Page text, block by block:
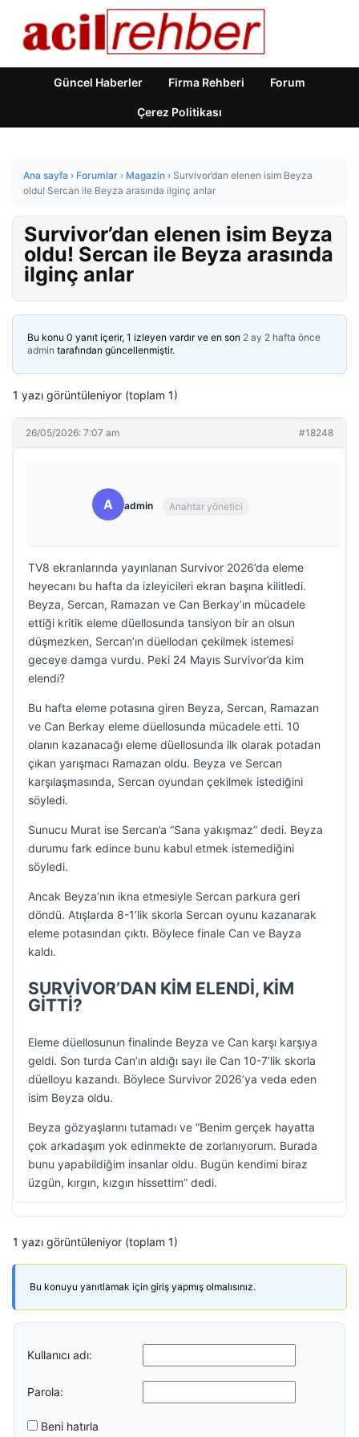
Güncel Haberler Firma Rehberi Forum
Çerez Politikası
Ana sayfa › Forumlar › Magazin › Survivor’dan elenen isim Beyza
oldu! Sercan ile Beyza arasında ilginç anlar
Survivor’dan elenen isim Beyza
oldu! Sercan ile Beyza arasında
ilginç anlar
Bu konu 0 yanıt içerir, 1 izleyen vardır ve en son 2 ay 2 hafta önce
admin tarafından güncellenmiştir.
1 yazı görüntüleniyor (toplam 1)
26/05/2026: 7:07 am #18248
A admin Anahtar yönetici
TV8 ekranlarında yayınlanan Survivor 2026’da eleme
heyecanı bu hafta da izleyicileri ekran başına kilitledi.
Beyza, Sercan, Ramazan ve Can Berkay’ın mücadele
ettiği kritik eleme düellosunda tansiyon bir an olsun
düşmezken, Sercan’ın düellodan çekilmek istemesi
geceye damga vurdu. Peki 24 Mayıs Survivor’da kim
elendi?
Bu hafta eleme potasına giren Beyza, Sercan, Ramazan
ve Can Berkay eleme düellosunda mücadele etti. 10
olanın kazanacağı eleme düellosunda ilk olarak potadan
çıkan yarışmacı Ramazan oldu. Beyza ve Sercan
karşılaşmasında, Sercan oyundan çekilmek istediğini
söyledi.
Sunucu Murat ise Sercan’a “Sana yakışmaz” dedi. Beyza
durumu fark edince bunu kabul etmek istemediğini
söyledi.
Ancak Beyza’nın ikna etmesiyle Sercan parkura geri
döndü. Atışlarda 8-1’lik skorla Sercan oyunu kazanarak
eleme potasından çıktı. Böylece finale Can ve Bayza
kaldı.
SURVİVOR’DAN KİM ELENDİ, KİM
GİTTİ?
Eleme düellosunun finalinde Beyza ve Can karşı karşıya
geldi. Son turda Can’ın aldığı sayı ile Can 10-7’lik skorla
düelloyu kazandı. Böylece Survivor 2026’ya veda eden
isim Beyza oldu.
Beyza gözyaşlarını tutamadı ve “Benim gerçek hayatta
çok arkadaşım yok edinmekte de zorlanıyorum. Burada
bunu yapabildiğim insanlar oldu. Bugün kendimi biraz
üzgün, kırgın, kızgın hissettim” dedi.
1 yazı görüntüleniyor (toplam 1)
Bu konuyu yanıtlamak için giriş yapmış olmalısınız.
Kullanıcı adı:
Parola:
Beni hatırla